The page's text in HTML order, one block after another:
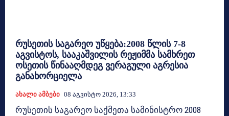
რუსეთის საგარეო უწყება:2008 წლის 7-8
აგვისტოს, სააკაშვილის რეჟიმმა სამხრეთ
ოსეთის წინააღმდეგ ვერაგული აგრესია
განახორციელა
Ახალი Ამბები 08 Აგვისტო 2026, 13:33
რუსეთის საგარეო საქმეთა სამინისტრო 2008